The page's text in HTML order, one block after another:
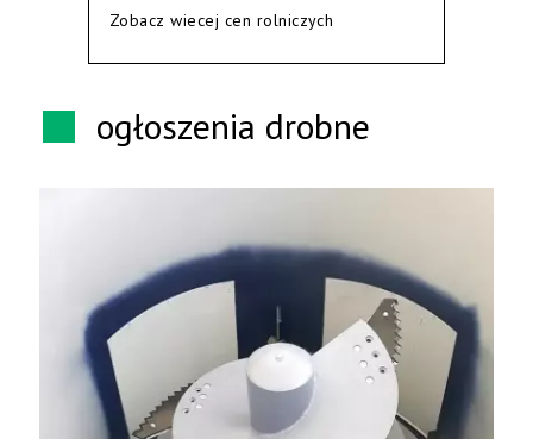
Zobacz wiecej cen rolniczych
ogłoszenia drobne